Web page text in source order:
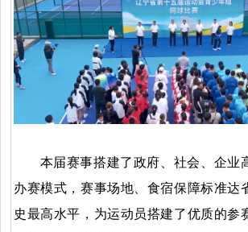
本届赛事搭建了政府、社会、企业
办赛模式，赛事场地、食宿保障标准达
史最高水平，为运动员搭建了优质的参